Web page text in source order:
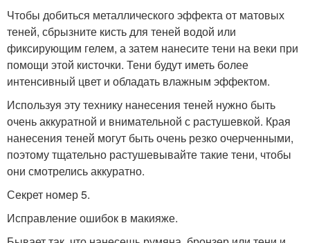
Чтобы добиться металлического эффекта от матовых
теней, сбрызните кисть для теней водой или
фиксирующим гелем, а затем нанесите тени на веки при
помощи этой кисточки. Тени будут иметь более
интенсивный цвет и обладать влажным эффектом.
Используя эту технику нанесения теней нужно быть
очень аккуратной и внимательной с растушевкой. Края
нанесения теней могут быть очень резко очерченными,
поэтому тщательно растушевывайте такие тени, чтобы
они смотрелись аккуратно.
Секрет номер 5.
Исправление ошибок в макияже.